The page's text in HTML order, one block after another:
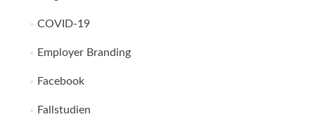
COVID-19
Employer Branding
Facebook
Fallstudien